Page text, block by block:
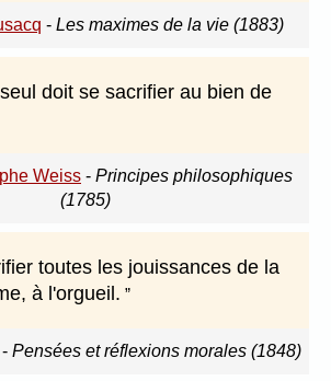
- Les maximes de la vie (1883)
doit se sacrifier au bien de
Weiss - Principes philosophiques
(1785)
toutes les jouissances de la
à l'orgueil.
- Pensées et réflexions morales (1848)